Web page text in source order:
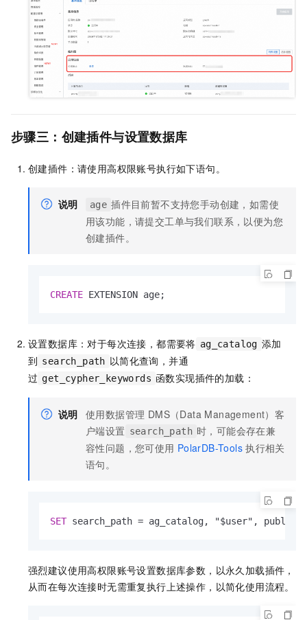
步骤三：创建插件与设置数据库
创建插件：请使用高权限账号执行如下语句。
说明 age 插件目前暂不支持您手动创建，如需使
用该功能，请提交工单与我们联系，以便为您
创建插件。
CREATE EXTENSION age;
设置数据库：对于每次连接，都需要将 ag_catalog 添加
到 search_path 以简化查询，并通
过 get_cypher_keywords 函数实现插件的加载：
说明 使用数据管理 DMS（Data Management）客
户端设置 search_path 时，可能会存在兼
容性问题，您可使用 PolarDB-Tools 执行相关
语句。
SET search_path = ag_catalog, "$user", public;
强烈建议使用高权限账号设置数据库参数，以永久加载插件，
从而在每次连接时无需重复执行上述操作，以简化使用流程。